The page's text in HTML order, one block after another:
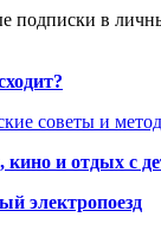
подписки в
советы и
кино и отдых с
электропоезд